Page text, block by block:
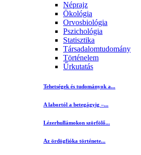
Néprajz
Ökológia
Orvosbiológia
Pszichológia
Statisztika
Társadalomtudomány
Történelem
Űrkutatás
Tehetségek és tudományok a...
A labortól a betegágyig –...
Lézerhullámokon szörfölő...
Az ördögfióka története...